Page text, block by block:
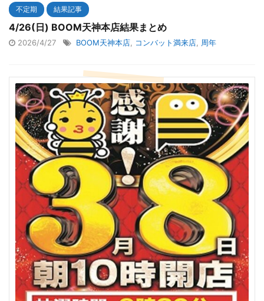
不定期 結果記事
4/26(日) BOOM天神本店結果まとめ
2026/4/27 BOOM天神本店, コンバット満来店, 周年